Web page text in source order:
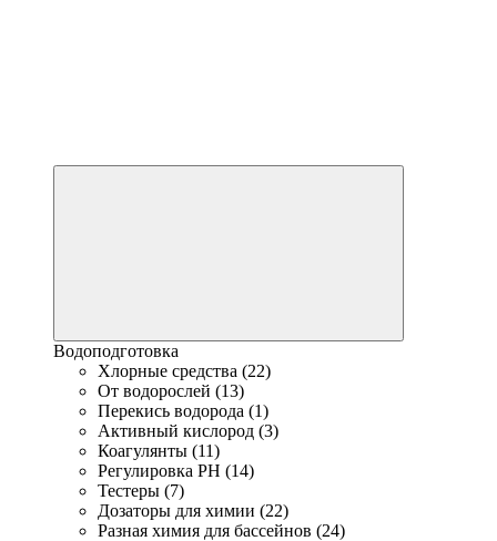
Водоподготовка
Хлорные средства (22)
От водорослей (13)
Перекись водорода (1)
Активный кислород (3)
Коагулянты (11)
Регулировка PH (14)
Тестеры (7)
Дозаторы для химии (22)
Разная химия для бассейнов (24)